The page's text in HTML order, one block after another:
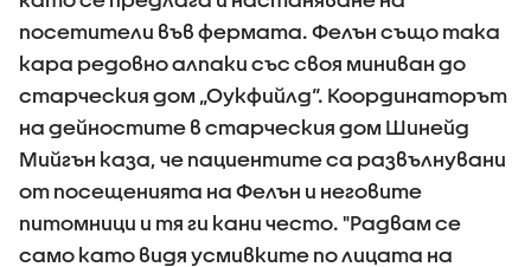
посетители във фермата. Фелън също така
кара редовно алпаки със своя миниван до
старческия дом „Оукфийлд“. Координаторът
на дейностите в старческия дом Шинейд
Мийгън каза, че пациентите са развълнувани
от посещенията на Фелън и неговите
питомници и тя ги кани често. "Радвам се
само като видя усмивките по лицата на